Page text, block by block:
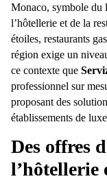
Monaco, symbole du
l’hôtellerie et de la
étoiles, restaurants
région exige un
ce contexte que
professionnel sur
proposant des
établissements de
Des offres
l’hôtellerie